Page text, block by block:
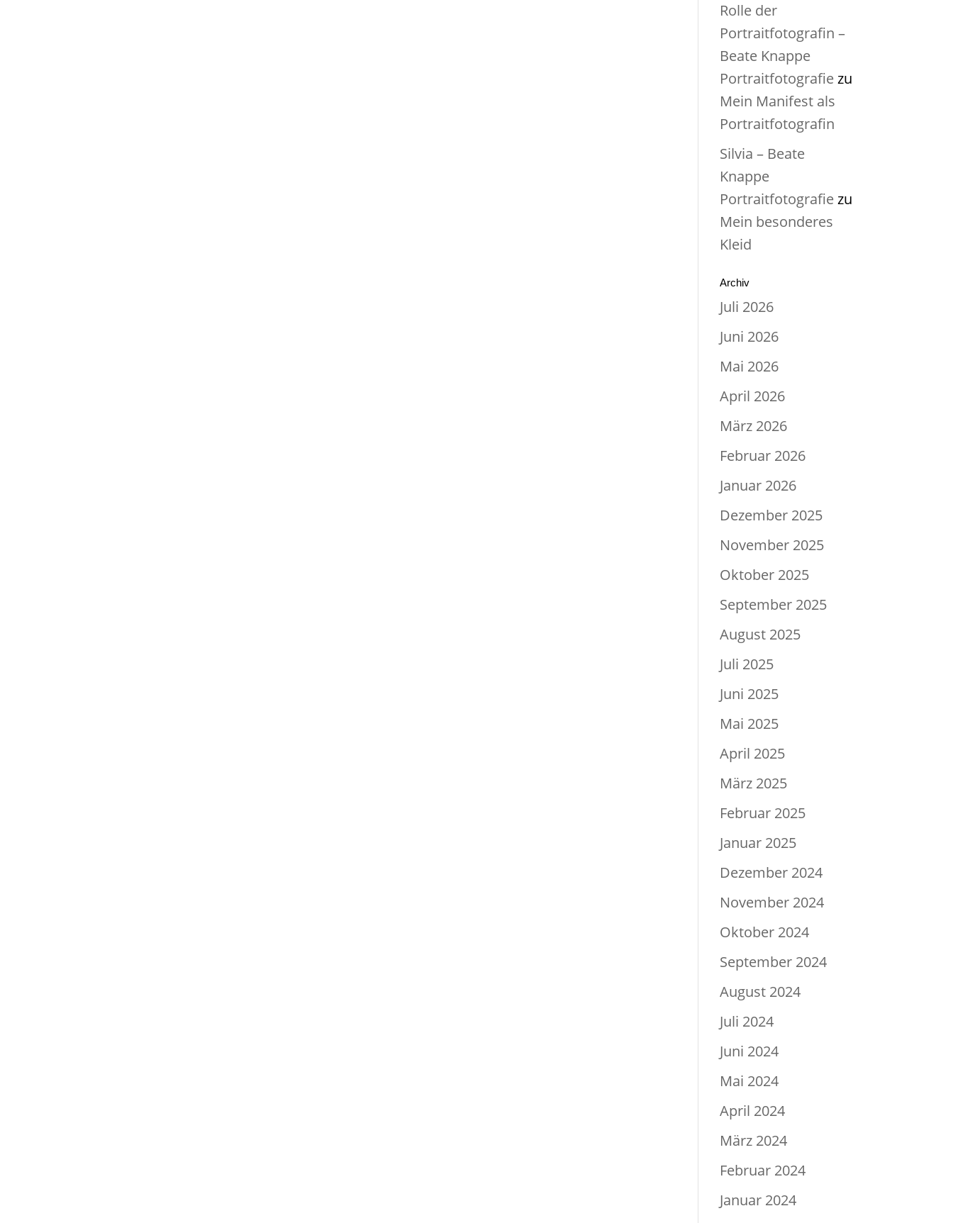
Rolle der
Portraitfotografin –
Beate Knappe
Portraitfotografiezu
Mein Manifest als
Portraitfotografin
Silvia – Beate
Knappe
Portraitfotografiezu
Mein besonderes
Kleid
Archiv
Juli 2026
Juni 2026
Mai 2026
April 2026
März 2026
Februar 2026
Januar 2026
Dezember 2025
November 2025
Oktober 2025
September 2025
August 2025
Juli 2025
Juni 2025
Mai 2025
April 2025
März 2025
Februar 2025
Januar 2025
Dezember 2024
November 2024
Oktober 2024
September 2024
August 2024
Juli 2024
Juni 2024
Mai 2024
April 2024
März 2024
Februar 2024
Januar 2024